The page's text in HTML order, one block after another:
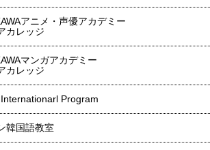
アニメ・声優アカデミー
カレッジ
マンガアカデミー
カレッジ
Program
韓国語教室